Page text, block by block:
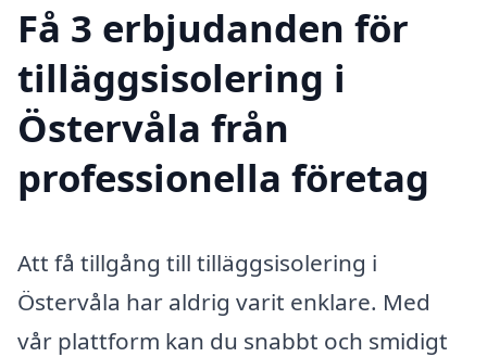
Få 3 erbjudanden för
tilläggsisolering i
Östervåla från
professionella företag
Att få tillgång till tilläggsisolering i
Östervåla har aldrig varit enklare. Med
vår plattform kan du snabbt och smidigt